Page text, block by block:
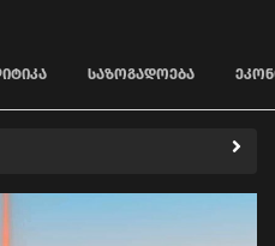
ᲡᲐᲖᲝᲒᲐᲓᲝᲔᲑᲐ